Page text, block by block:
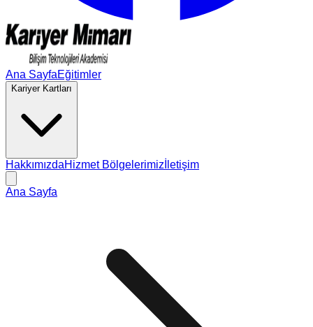
Ana SayfaEğitimler
Kariyer Kartları
HakkımızdaHizmet Bölgelerimiz İletişim
Ana Sayfa